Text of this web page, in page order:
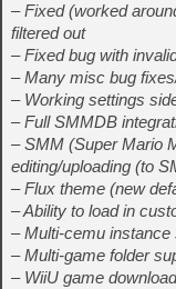
– Fixed (worked
filtered out
– Fixed bug with
– Many misc bug
– Working settings
– Full SMMDB
– SMM (Super Mario
editing/uploading (to
– Flux theme (new
– Ability to load in
– Multi-cemu instance
– Multi-game folder
– WiiU game